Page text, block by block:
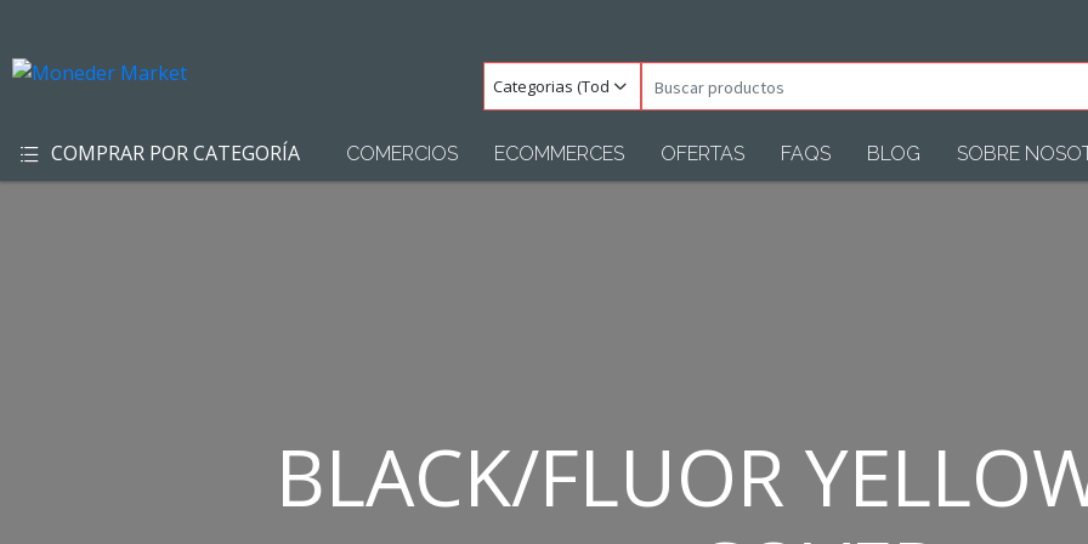
Categorias
(Todas)
productos
COMPRAR POR CATEGORÍA COMERCIOS ECOMMERCES OFERTAS FAQS BLOG SOBRE
BLACK/FLUOR